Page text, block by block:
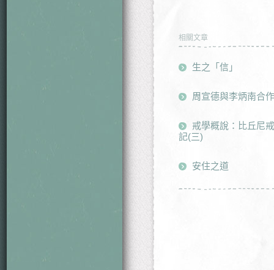
相關文章
生之「信」
周宣德與李炳南合作
戒學概說：比丘尼
記(三)
安住之道